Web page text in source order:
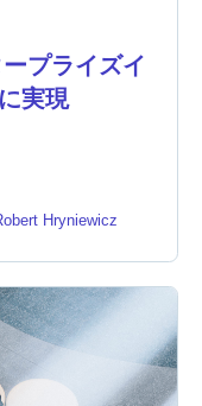
プライズイ
実現
Hryniewicz